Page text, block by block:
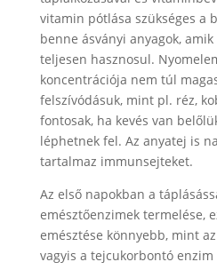
vitamin pótlása szükséges a
benne ásványi anyagok,
teljesen hasznosul.
koncentrációja nem túl
felszívódásuk, mint pl. réz,
fontosak, ha kevés van
léphetnek fel. Az anyatej is
tartalmaz immunsejteket.
Az első napokban a
emésztőenzimek termelése,
emésztése könnyebb, mint
vagyis a tejcukorbontó enzim